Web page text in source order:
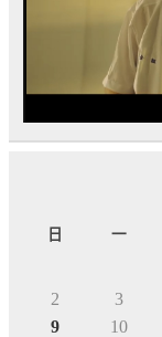
日 一
2
3
9
10